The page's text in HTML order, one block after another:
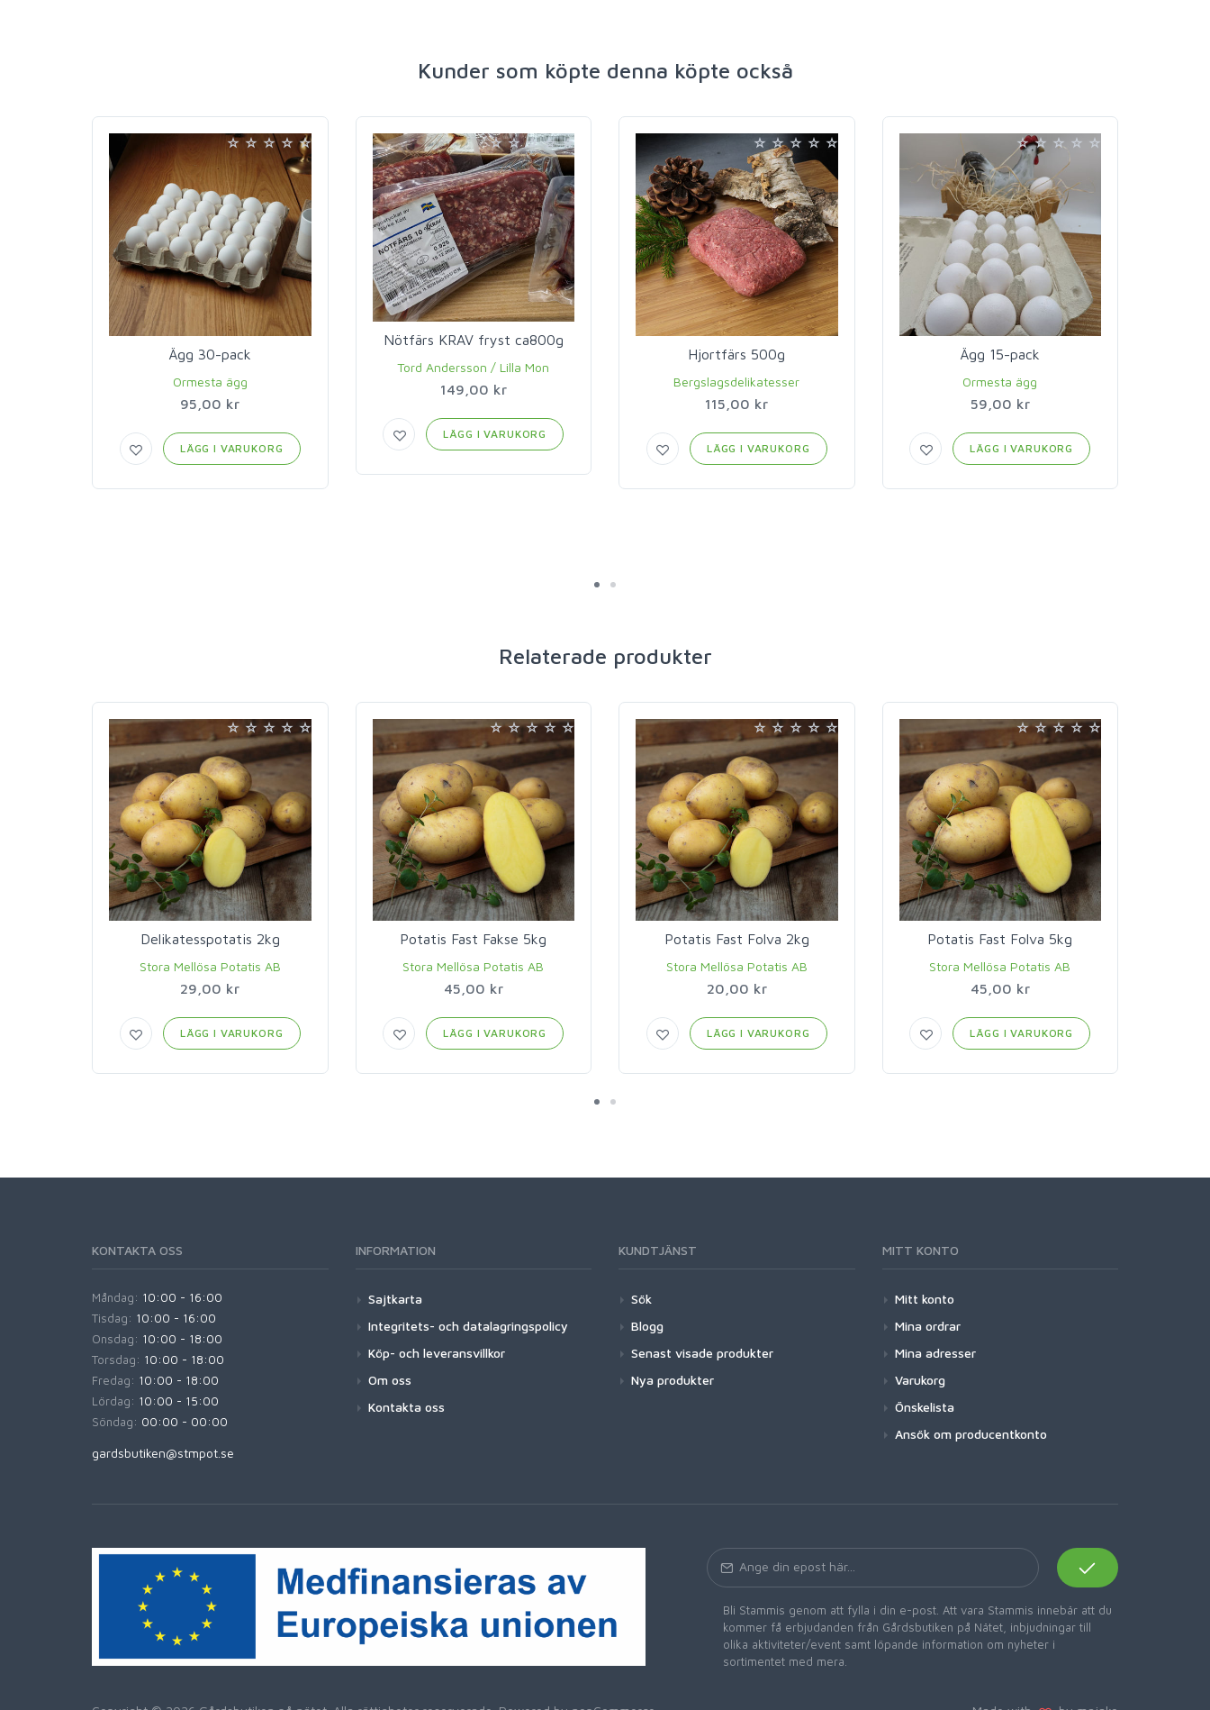
Kunder som köpte denna köpte också
Ägg 30-pack
Ormesta ägg
95,00 kr
LÄGG I VARUKORG
Nötfärs KRAV fryst ca800g
Tord Andersson / Lilla Mon
149,00 kr
LÄGG I VARUKORG
Hjortfärs 500g
Bergslagsdelikatesser
115,00 kr
LÄGG I VARUKORG
Ägg 15-pack
Ormesta ägg
59,00 kr
LÄGG I VARUKORG
Relaterade produkter
Delikatesspotatis 2kg
Stora Mellösa Potatis AB
29,00 kr
LÄGG I VARUKORG
Potatis Fast Fakse 5kg
Stora Mellösa Potatis AB
45,00 kr
LÄGG I VARUKORG
Potatis Fast Folva 2kg
Stora Mellösa Potatis AB
20,00 kr
LÄGG I VARUKORG
Potatis Fast Folva 5kg
Stora Mellösa Potatis AB
45,00 kr
LÄGG I VARUKORG
KONTAKTA OSS
Måndag: 10:00 - 16:00
Tisdag: 10:00 - 16:00
Onsdag: 10:00 - 18:00
Torsdag: 10:00 - 18:00
Fredag: 10:00 - 18:00
Lördag: 10:00 - 15:00
Söndag: 00:00 - 00:00
gardsbutiken@stmpot.se
INFORMATION
Sajtkarta
Integritets- och datalagringspolicy
Köp- och leveransvillkor
Om oss
Kontakta oss
KUNDTJÄNST
Sök
Blogg
Senast visade produkter
Nya produkter
MITT KONTO
Mitt konto
Mina ordrar
Mina adresser
Varukorg
Önskelista
Ansök om producentkonto
Bli Stammis genom att fylla i din e-post. Att vara Stammis innebär att du
kommer få erbjudanden från Gårdsbutiken på Nätet, inbjudningar till
olika aktiviteter/event samt löpande information om nyheter i
sortimentet med mera.